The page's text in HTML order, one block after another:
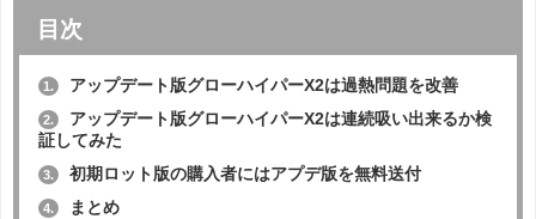
目次
1. アップデート版グローハイパーX2は過熱問題を改善
2.
アップデート版グローハイパーX2は連続吸い出来るか検
証してみた
3. 初期ロット版の購入者にはアプデ版を無料送付
4. まとめ